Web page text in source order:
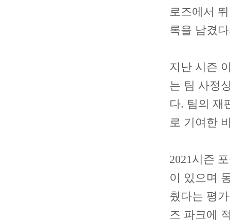
로즈에서
록을 남겼
지난 시즌
는 팀 사정
다. 팀의 재
로 기여한
2021시즌
이 있으며
췄다는 평
즈 파크에